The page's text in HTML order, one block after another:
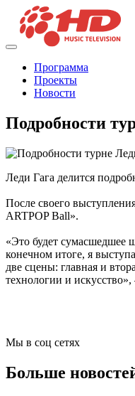
Программа
Проекты
Новости
Подробности
Леди Гага делится
После своего
ARTPOP Ball».
«Это будет сумасшедшее
конечном итоге, я
две сцены: главная и
технологии и искусство»,
Мы в соц сетях
Больше